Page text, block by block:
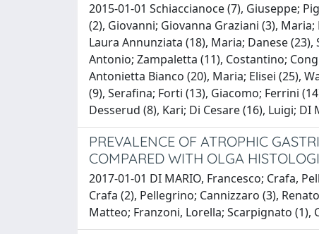
2015-01-01 Schiaccianoce (7), Giuseppe;
(2), Giovanni; Giovanna Graziani (3),
Laura Annunziata (18), Maria; Danese (23),
Antonio; Zampaletta (11), Costantino;
Antonietta Bianco (20), Maria; Elisei (25),
(9), Serafina; Forti (13), Giacomo; Ferrini
Desserud (8), Kari; Di Cesare (16), Luigi;
PREVALENCE OF ATROPHIC
COMPARED WITH OLGA
2017-01-01 DI MARIO, Francesco; Crafa,
Crafa (2), Pellegrino; Cannizzaro (3),
Matteo; Franzoni, Lorella; Scarpignato (1),